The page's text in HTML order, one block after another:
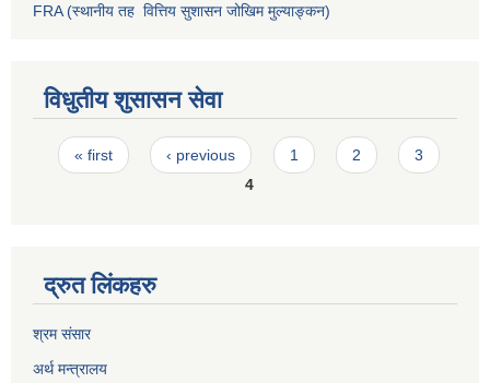
FRA (स्थानीय तह वित्तिय सुशासन जोखिम मुल्याङ्कन)
विधुतीय शुसासन सेवा
Pages
« first ‹ previous 1 2
3
4
द्रुत लिंकहरु
श्रम संसार
अर्थ मन्त्रालय